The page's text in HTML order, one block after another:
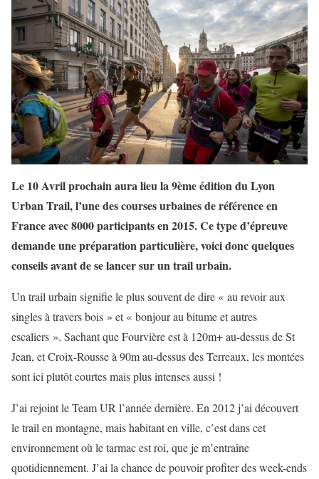
Le 10 Avril prochain aura lieu la 9ème édition du Lyon
Urban Trail, l’une des courses urbaines de référence en
France avec 8000 participants en 2015. Ce type d’épreuve
demande une préparation particulière, voici donc quelques
conseils avant de se lancer sur un trail urbain.
Un trail urbain signifie le plus souvent de dire « au revoir aux
singles à travers bois » et « bonjour au bitume et autres
escaliers ». Sachant que Fourvière est à 120m+ au-dessus de St
Jean, et Croix-Rousse à 90m au-dessus des Terreaux, les montées
sont ici plutôt courtes mais plus intenses aussi !
J’ai rejoint le Team UR l’année dernière. En 2012 j’ai découvert
le trail en montagne, mais habitant en ville, c’est dans cet
environnement où le tarmac est roi, que je m’entraîne
quotidiennement. J’ai la chance de pouvoir profiter des week-ends